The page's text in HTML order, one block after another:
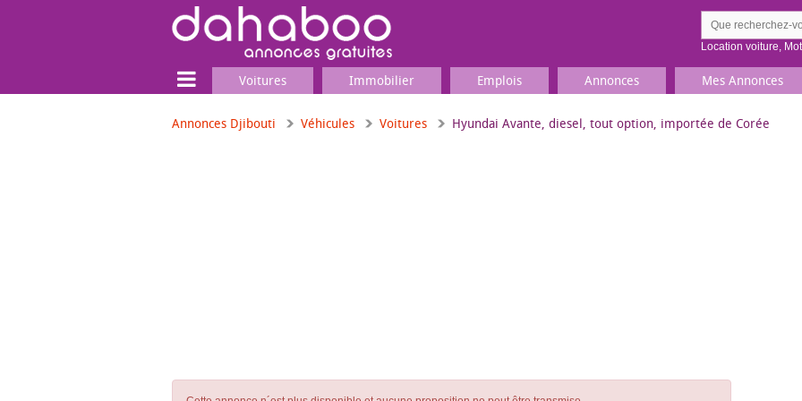
Location voiture,
Voitures Immobilier Emplois Annonces Mes Annonces
Annonces Djibouti Véhicules Voitures Hyundai Avante, diesel, tout option, importée de Corée